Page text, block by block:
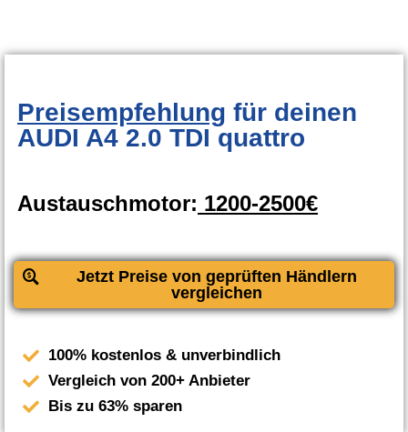
Preisempfehlung für deinen
AUDI A4 2.0 TDI quattro
Austauschmotor: 1200-2500€
Jetzt Preise von geprüften Händlern
vergleichen
100% kostenlos & unverbindlich
Vergleich von 200+ Anbieter
Bis zu 63% sparen